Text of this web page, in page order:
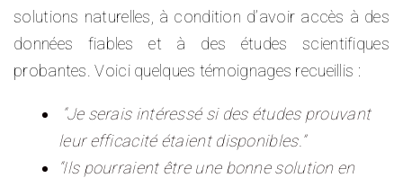
solutions naturelles, à condition d’avoir accès à des
données fiables et à des études scientifiques
probantes. Voici quelques témoignages recueillis :
“Je serais intéressé si des études prouvant
leur efficacité étaient disponibles.”
“Ils pourraient être une bonne solution en